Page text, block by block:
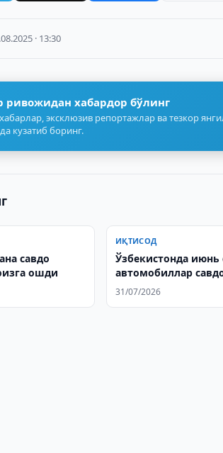
· 13:30
ривожидан хабардор бўлинг
эксклюзив репортажлар ва тезкор
кузатиб боринг.
савдо
ошди
ИҚТИСОД
Ўзбекистонда июнь
автомобиллар
ошди
31/07/2026